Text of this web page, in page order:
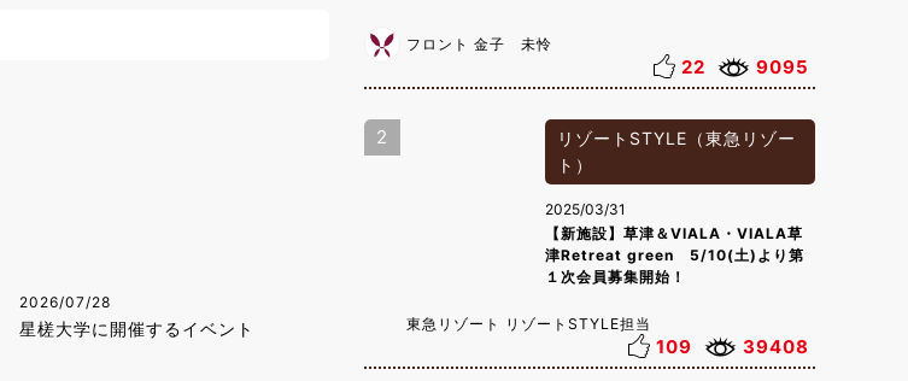
2026/07/28
星槎大学に開催するイベント
フロント 金子 未怜
22 9095
2
リゾートSTYLE（東急リゾー
ト）
2025/03/31
【新施設】草津＆VIALA・VIALA草
津Retreat green 5/10(土)より第
１次会員募集開始！
東急リゾート リゾートSTYLE担当
109 39408